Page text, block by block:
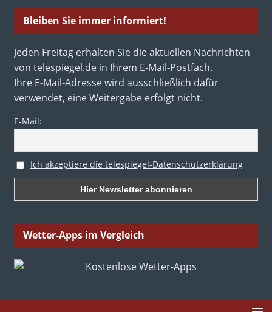
Bleiben Sie immer informiert!
Jeden Freitag erhalten Sie die aktuellen Nachrichten
von telespiegel.de in Ihrem E-Mail-Postfach.
Ihre E-Mail-Adresse wird ausschließlich dafür
verwendet, eine Weitergabe erfolgt nicht.
E-Mail:
Ich akzeptiere die telespiegel-Datenschutzerklärung
Wetter-Apps im Vergleich